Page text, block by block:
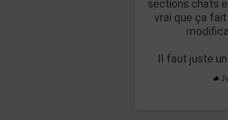
sections chats
vrai que ça
Il faut juste